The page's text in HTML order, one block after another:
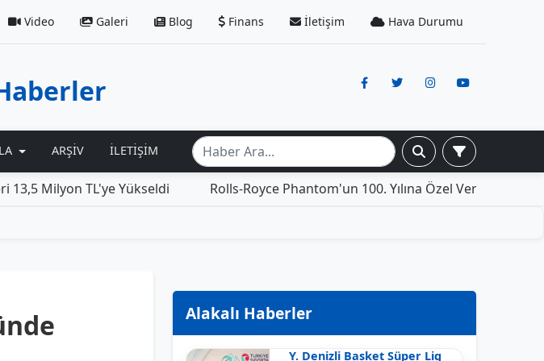
Video Galeri Blog Finans İletişim Hava Durumu
ARŞIV İLETIŞIM
TL'ye Yükseldi Rolls-Royce Phantom'un 100. Yılına Özel Versiyonu: İçinde
Alakalı Haberler
Y. Denizli Basket Süper Lig